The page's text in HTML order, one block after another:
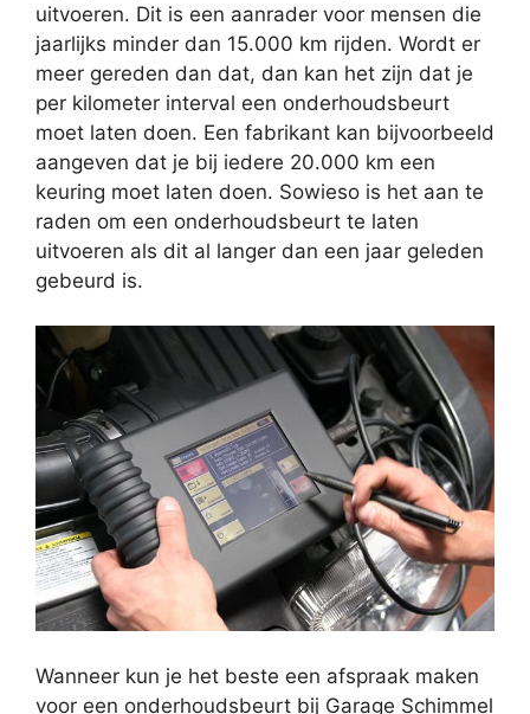
uitvoeren. Dit is een aanrader voor mensen die
jaarlijks minder dan 15.000 km rijden. Wordt er
meer gereden dan dat, dan kan het zijn dat je
per kilometer interval een onderhoudsbeurt
moet laten doen. Een fabrikant kan bijvoorbeeld
aangeven dat je bij iedere 20.000 km een
keuring moet laten doen. Sowieso is het aan te
raden om een onderhoudsbeurt te laten
uitvoeren als dit al langer dan een jaar geleden
gebeurd is.
Wanneer kun je het beste een afspraak maken
voor een onderhoudsbeurt bij Garage Schimmel